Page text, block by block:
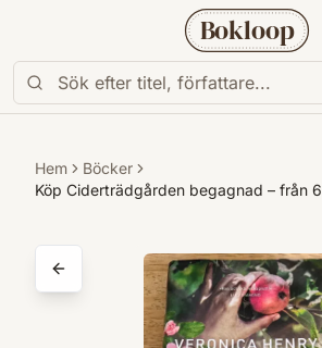
Bokloop
Hem
Böcker
Köp Ciderträdgården begagnad – från